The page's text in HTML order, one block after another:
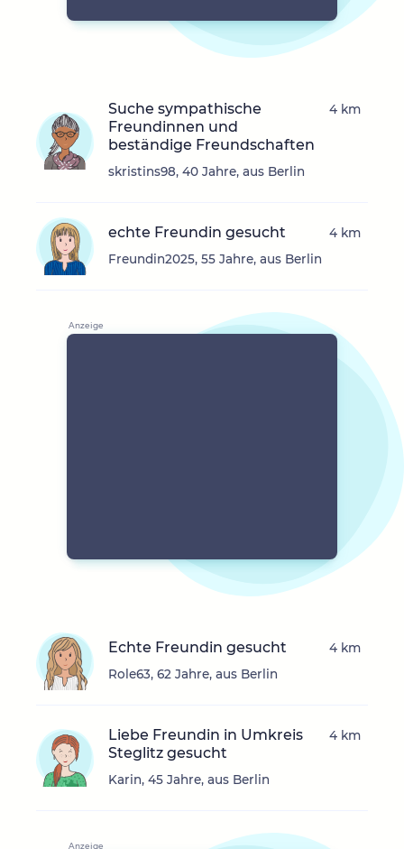
Suche sympathische
Freundinnen und
beständige Freundschaften
skristins98, 40 Jahre, aus Berlin
4 km
echte Freundin gesucht
Freundin2025, 55 Jahre, aus Berlin
4 km
Echte Freundin gesucht
Role63, 62 Jahre, aus Berlin
4 km
Liebe Freundin in Umkreis
Steglitz gesucht
Karin, 45 Jahre, aus Berlin
4 km